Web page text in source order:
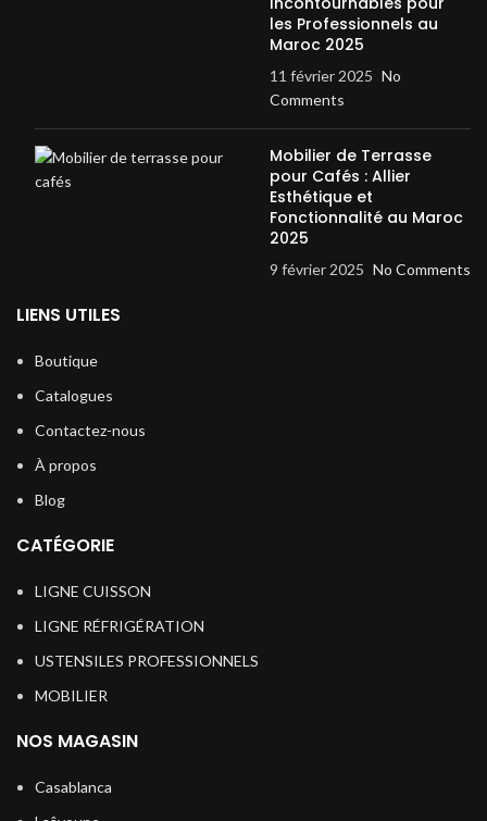
les Professionnels au
Maroc 2025
11 février 2025 No
Comments
Mobilier de Terrasse
pour Cafés : Allier
Esthétique et
Fonctionnalité au Maroc
2025
9 février 2025 No Comments
LIENS UTILES
Boutique
Catalogues
Contactez-nous
À propos
Blog
CATÉGORIE
LIGNE CUISSON
LIGNE RÉFRIGÉRATION
USTENSILES PROFESSIONNELS
MOBILIER
NOS MAGASIN
Casablanca